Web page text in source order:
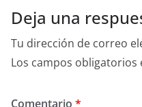
Deja una
Tu dirección de correo
Los campos obligatorios
Comentario *